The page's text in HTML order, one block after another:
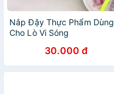
Nắp Đậy Thực Phẩm Dùng
Cho Lò Vi Sóng
30.000 đ